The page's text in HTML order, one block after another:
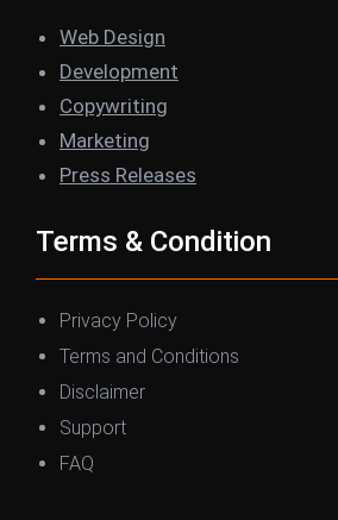
o
o
k
e
r
d
I
n
r
Web Design
Development
Copywriting
Marketing
Press Releases
Terms & Condition
Privacy Policy
Terms and Conditions
Disclaimer
Support
FAQ